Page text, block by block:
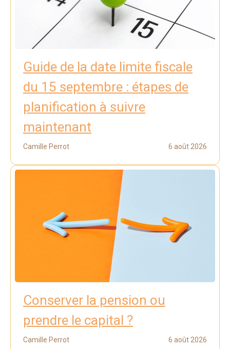
Guide de la date limite fiscale
du 15 septembre : étapes de
planification à suivre
maintenant
Camille Perrot 6 août 2026
Conserver la pension ou
prendre le capital ?
Camille Perrot 6 août 2026